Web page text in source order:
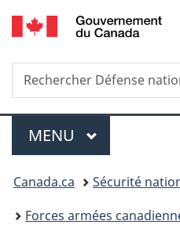
Recherche
Rechercher
Défense
Menu
MENU PRINCIPAL
Vous
êtes
Canada.ca
Sécurité
Forces armées